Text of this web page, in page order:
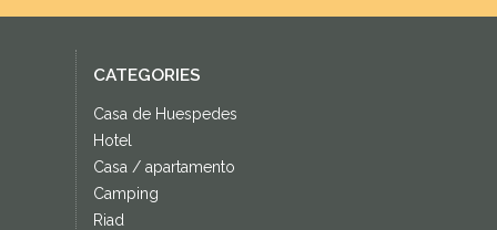
CATEGORIES
Casa de Huespedes
Hotel
Casa / apartamento
Camping
Riad